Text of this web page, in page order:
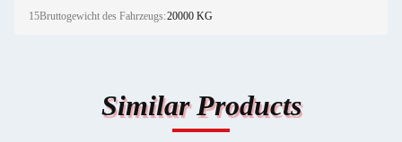
15Bruttogewicht des Fahrzeugs:20000 KG
Similar Products